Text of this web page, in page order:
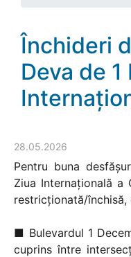
Închideri
Deva de 1
28.05.2026
Pentru buna
Ziua Internațională
restricționată/închisă,
■ Bulevardul 1
cuprins între